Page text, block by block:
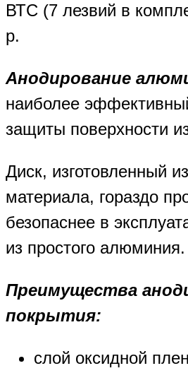
ВТС (7 лезвий в
р.
Анодирование
наиболее
защиты поверхности
Диск, изготовленный
материала, гораздо
безопаснее в
из простого алюминия.
Преимущества
покрытия:
слой оксидной